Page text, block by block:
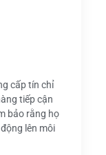
cấp tín chỉ
tiếp cận
bảo rằng họ
lên môi